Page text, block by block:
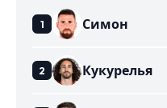
Симон
Кукурелья